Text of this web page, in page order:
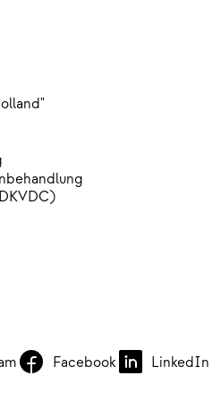
Facebook
LinkedIn